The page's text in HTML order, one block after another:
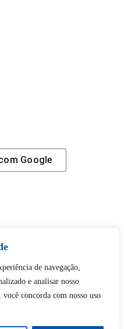
de navegação,
e analisar nosso
concorda com nosso uso
Google
que deseja
publicação?
: 0
Não